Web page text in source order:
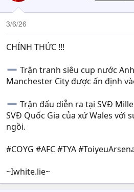
3/6/26
CHÍNH THỨC !!!
Trận tranh siêu cup nước
Manchester City được ấn định
Trận đấu diễn ra tại SVĐ
SVĐ Quốc Gia của xứ Wales với
ngồi.
#COYG #AFC #TYA
~Iwhite.lie~